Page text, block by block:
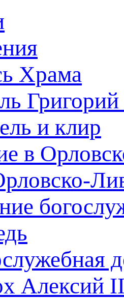
Храма
и клир
в
Алексий